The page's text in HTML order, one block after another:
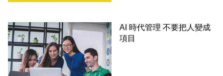
AI 時代管理 不要把人變成
項目